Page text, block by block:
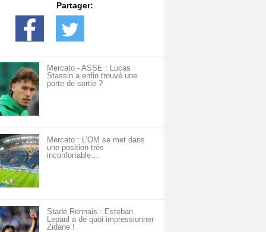
Partager:
Mercato - ASSE : Lucas
Stassin a enfin trouvé une
porte de sortie ?
Mercato : L’OM se met dans
une position très
inconfortable…
Stade Rennais : Esteban
Lepaul a de quoi impressionner
Zidane !